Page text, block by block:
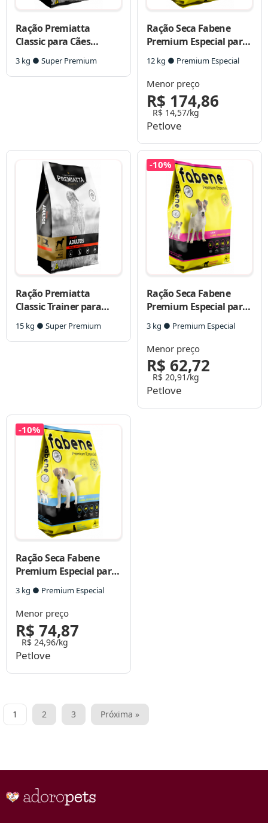
Ração Premiatta
Classic para Cães
Filhotes de Raças
Médias e Grandes
3 kg ● Super Premium
Ração Seca Fabene
Premium Especial para
Cães Filhotes e Raças
Pequenas
12 kg ● Premium Especial
Menor preço
R$ 174,86
R$ 14,57/kg
Petlove
Ração Premiatta
Classic Trainer para
Cães Adultos de Porte
Médio
15 kg ● Super Premium
Ração Seca Fabene
Premium Especial para
Cães Raças Pequenas e
Miniaturas
3 kg ● Premium Especial
Menor preço
R$ 62,72
R$ 20,91/kg
-10%
Petlove
Ração Seca Fabene
Premium Especial para
Cães Filhotes e Raças
Pequenas
3 kg ● Premium Especial
Menor preço
R$ 74,87
R$ 24,96/kg
-10%
Petlove
Paginação
1 2 3 Próxima »